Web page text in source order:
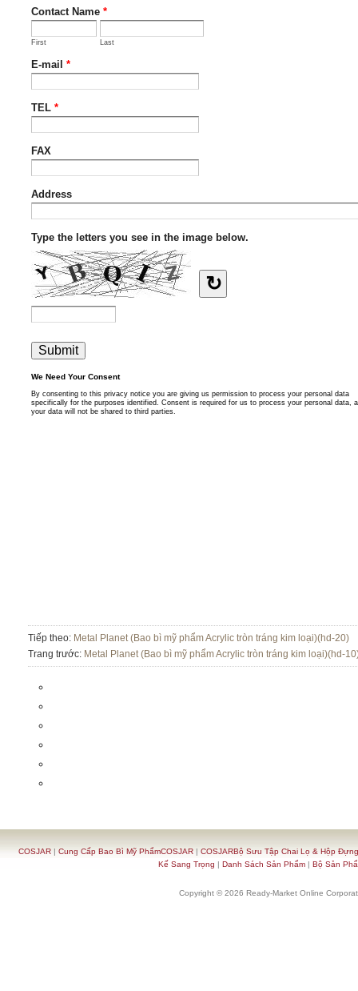
Tiếp theo: Metal Planet (Bao bì mỹ phẩm Acrylic tròn tráng kim loại)(hd-20)
Trang trước: Metal Planet (Bao bì mỹ phẩm Acrylic tròn tráng kim loại)(hd-
COSJAR| Cung Cấp Bao Bì Mỹ PhẩmCOSJAR| COSJARBộ Sưu Tập Chai Lọ & Hộp
Kế Sang Trọng | Danh Sách Sản Phẩm| Bộ Sản
Copyright © 2026 Ready-Market Online